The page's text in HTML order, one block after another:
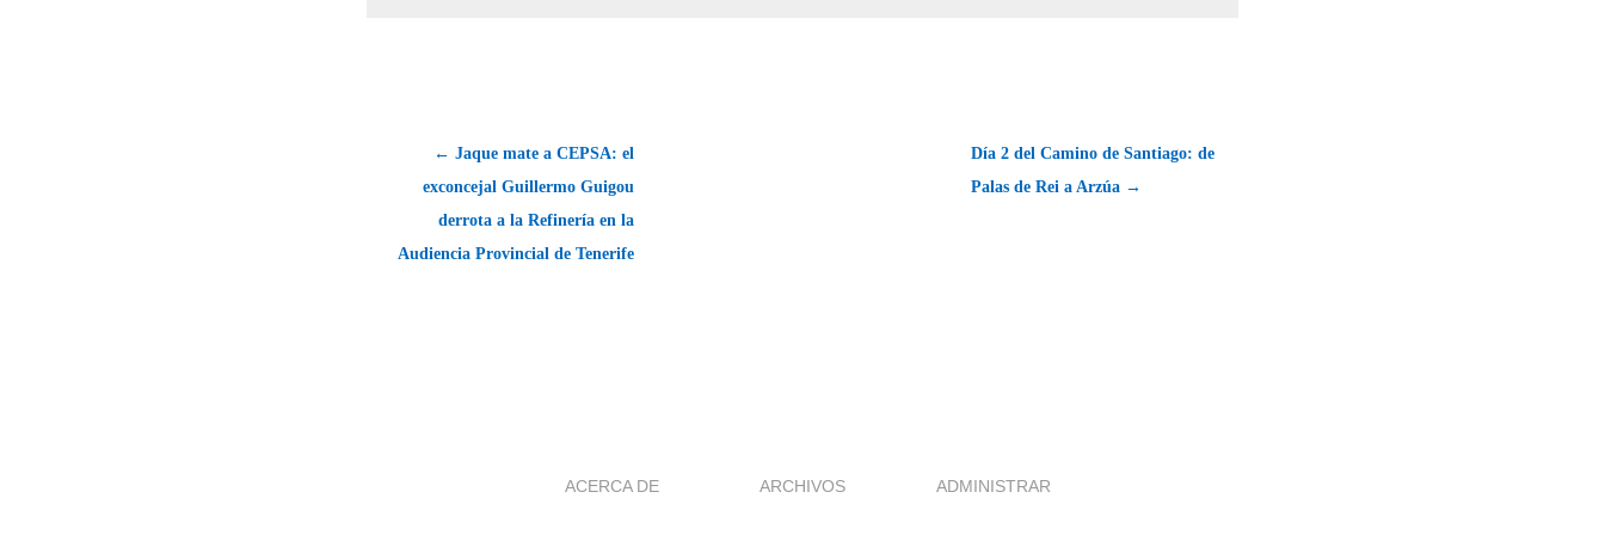
← Jaque mate a CEPSA: el
exconcejal Guillermo Guigou
derrota a la Refinería en la
Audiencia Provincial de Tenerife
Día 2 del Camino de Santiago: de
Palas de Rei a Arzúa →
ACERCA DE ARCHIVOS ADMINISTRAR